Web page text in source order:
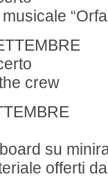
crew
su
offerti